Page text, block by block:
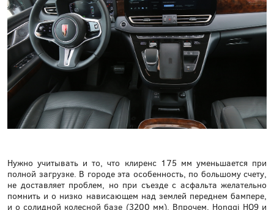
Нужно учитывать и то, что клиренс 175 мм уменьшается при
полной загрузке. В городе эта особенность, по большому счету,
не доставляет проблем, но при съезде с асфальта желательно
помнить и о низко нависающем над землей переднем бампере,
и о солидной колесной базе (3200 мм). Впрочем, Hongqi HQ9 и